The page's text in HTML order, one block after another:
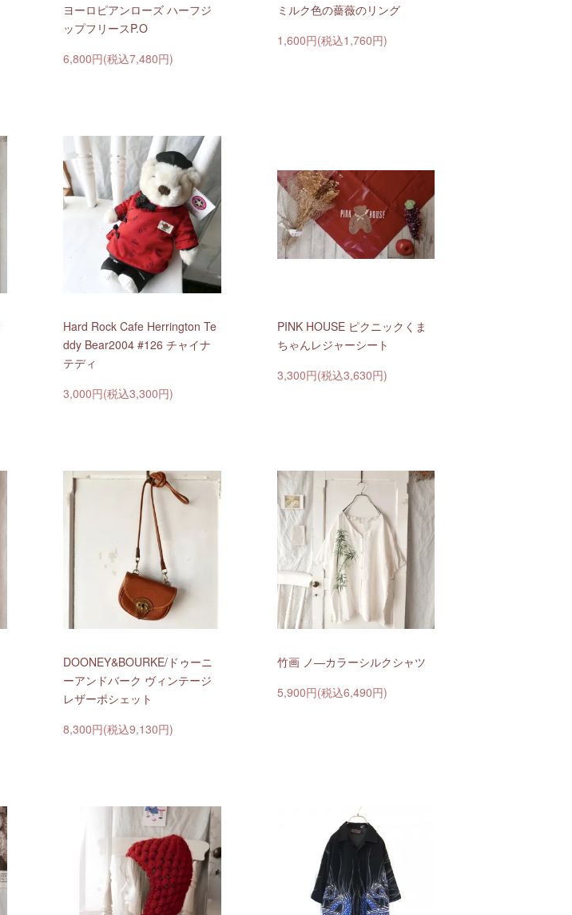
ヨーロピアンローズ ハーフジ
ップフリースP.O
6,800円(税込7,480円)
ミルク色の薔薇のリング
1,600円(税込1,760円)
Hard Rock Cafe Herrington Te
ddy Bear2004 #126 チャイナ
テディ
3,000円(税込3,300円)
PINK HOUSE ピクニックくま
ちゃんレジャーシート
3,300円(税込3,630円)
DOONEY&BOURKE/ドゥーニ
ーアンドバーク ヴィンテージ
レザーポシェット
8,300円(税込9,130円)
竹画 ノ―カラーシルクシャツ
5,900円(税込6,490円)